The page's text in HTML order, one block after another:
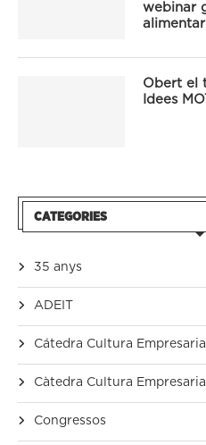
webinar
Obert el
Idees
CATEGORIES
35 anys
ADEIT
Cátedra Cultura Empresarial
Càtedra Cultura Empresarial
Congressos